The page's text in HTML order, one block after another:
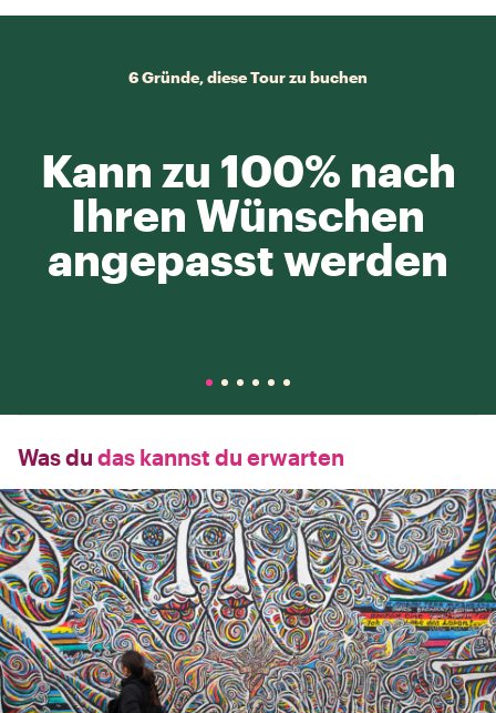
6 Gründe, diese Tour zu buchen
Kann zu 100% nach
Ihren Wünschen
angepasst werden
Was du das kannst du erwarten